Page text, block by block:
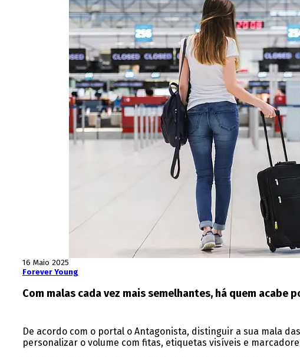
16 Maio 2025
Forever Young
Com malas cada vez mais semelhantes, há quem acabe
De acordo com o portal o Antagonista, distinguir a sua mala
personalizar o volume com fitas, etiquetas visíveis e